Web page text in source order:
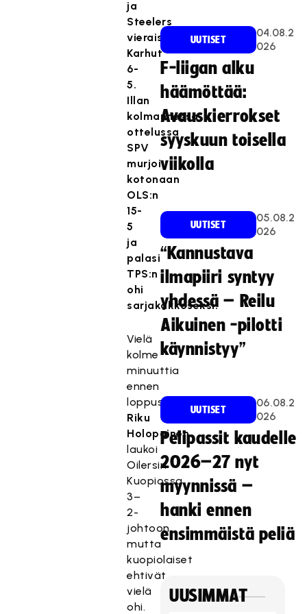
ja
Steelers
vieraissa
Karhut
6-
5.
Illan
kolmannessa
ottelussa
SPV
murjoi
kotonaan
OLS:n
15-
5
ja
palasi
TPS:n
ohi
sarjakakkoseksi.
Vielä
kolme
minuuttia
ennen
loppusummeria
Riku
Holopainen
laukoi
Oilersin
Kuopiossa
3–
2-
johtoon,
mutta
kuopiolaiset
ehtivät
vielä
ohi.
UUTISET
04.08.2
026
F-liigan alku
häämöttää:
Avauskierrokset
syyskuun toisella
viikolla
UUTISET
05.08.2
026
“Kannustava
ilmapiiri syntyy
yhdessä – Reilu
Aikuinen -pilotti
käynnistyy”
UUTISET
06.08.2
026
Pelipassit kaudelle
2026–27 nyt
myynnissä –
hanki ennen
ensimmäistä peliä
UUSIMMAT